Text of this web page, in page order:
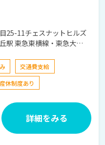
25-11チェスナットヒルズ
分
交通費支給
休制度あり
詳細をみる